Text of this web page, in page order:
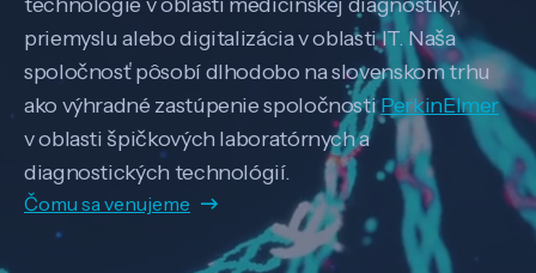
priemyslu alebo digitalizácia v oblasti IT. Naša
spoločnosť pôsobí dlhodobo na slovenskom trhu
ako výhradné zastúpenie spoločnostiPerkinElmer
v oblasti špičkových laboratórnych a
diagnostických technológií.
Čomu sa venujeme